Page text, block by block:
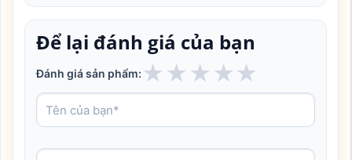
Để lại đánh giá của bạn
Đánh giá sản phẩm: ★ ★ ★ ★★